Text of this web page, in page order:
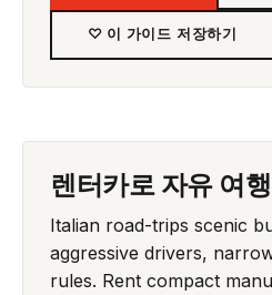
♡ 이 가이드 저장하기
렌터카로 자유 여행
Italian road-trips scenic
aggressive drivers,
rules. Rent compact